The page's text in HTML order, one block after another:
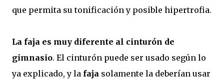
que permita su tonificación y posible hipertrofia.
La faja es muy diferente al cinturón de
gimnasio. El cinturón puede ser usado según lo
ya explicado, y la faja solamente la deberían usar